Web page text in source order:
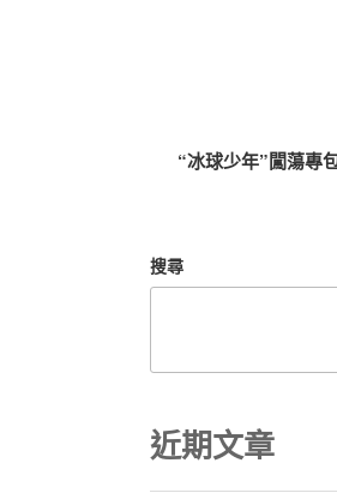
“冰球少年”闖蕩專
搜尋
近期文章